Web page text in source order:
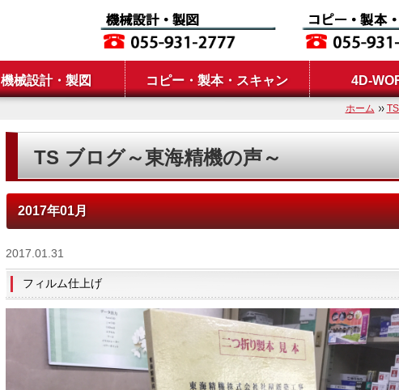
機械設計・製図 コピー・製本・スキャン 4D-
ホーム
TS ブログ～東海精機の声～
2017年01月
2017.01.31
フィルム仕上げ